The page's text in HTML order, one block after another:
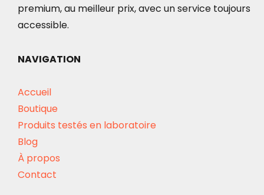
premium, au meilleur prix, avec un service toujours
accessible.
NAVIGATION
Accueil
Boutique
Produits testés en laboratoire
Blog
À propos
Contact